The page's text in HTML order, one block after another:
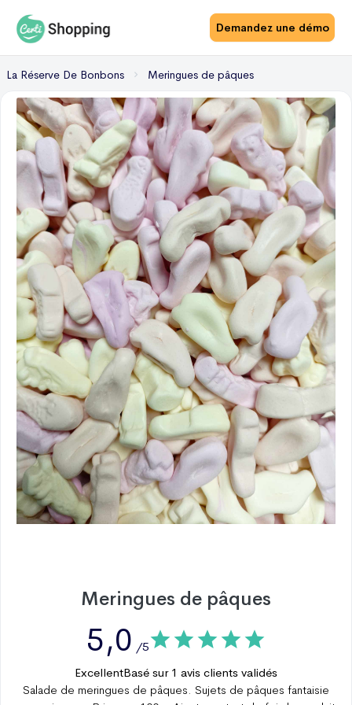
Demandez une démo
La Réserve De Bonbons Meringues de pâques
Meringues de pâques
5,0 /5
ExcellentBasé sur 1 avis clients validés
Salade de meringues de pâques. Sujets de pâques fantaisie